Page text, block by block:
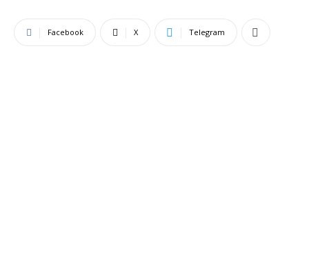
Facebook X Telegram